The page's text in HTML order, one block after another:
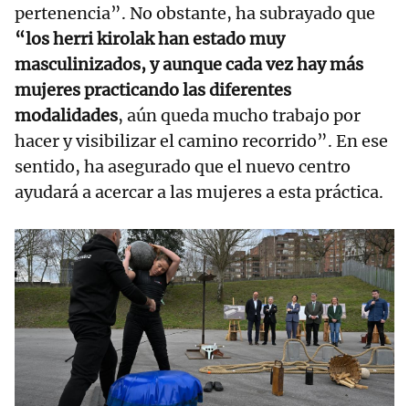
pertenencia”. No obstante, ha subrayado que
“los herri kirolak han estado muy
masculinizados, y aunque cada vez hay más
mujeres practicando las diferentes
modalidades, aún queda mucho trabajo por
hacer y visibilizar el camino recorrido”. En ese
sentido, ha asegurado que el nuevo centro
ayudará a acercar a las mujeres a esta práctica.